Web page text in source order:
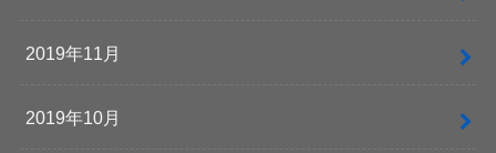
2019年11月
2019年10月